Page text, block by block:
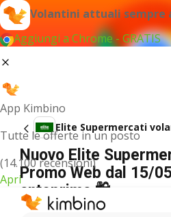
Volantini attuali sempre
Aggiungi a Chrome - GRATIS
App Kimbino
Tutte le offerte in un posto
(14.100 recensioni)
Apri
Elite Supermercati
Nuovo Elite
Promo Web dal 15/
anteprima 🛍️